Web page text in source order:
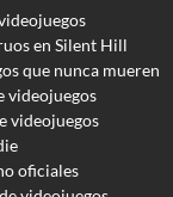
en Silent Hill
que nunca mueren
videojuegos
videojuegos
oficiales